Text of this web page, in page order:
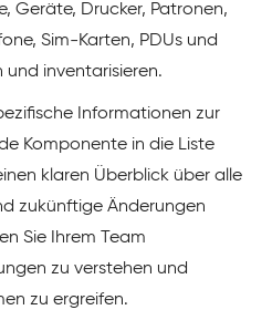
Geräte, Drucker, Patronen,
Sim-Karten, PDUs und
und inventarisieren.
Informationen zur
Komponente in die Liste
klaren Überblick über alle
zukünftige Änderungen
Sie Ihrem Team
zu verstehen und
zu ergreifen.